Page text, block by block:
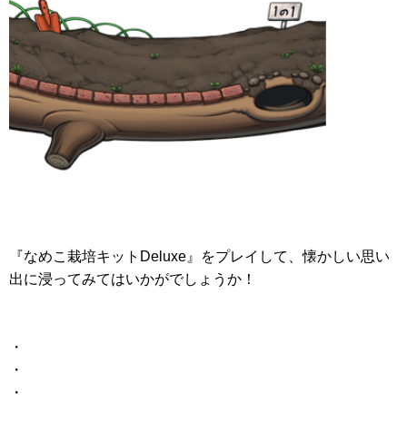
『なめこ栽培キットDeluxe』をプレイして、懐かしい思い
出に浸ってみてはいかがでしょうか！
・
・
・